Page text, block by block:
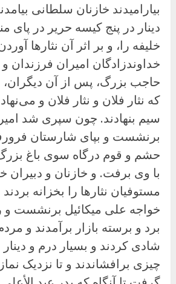
بیارامیدند خازنان سلطانی
دینار در پنج کیسه حریر در پای
خلیفه را، و بر اثر آن نثارها
خداوندزادگان امیران فرزندان
حاجب بزرگ، پس از آن دیگران، و
که نثار فلان و نثار فلان و
سیم بنهادند. چون سپری شد
برنشست و بپای شارستان
حشم و قوم درگاه سوی باغ
با وی برفت. و خازنان و دبیران
مستوفیان نثارها را بخزانه بردند
خواجه على میکائیل برنشست و
برد و برسته بازار برآمدند و
شادی کردند و بسیار درم و
چیزی برافشاندند و تا نزدیک